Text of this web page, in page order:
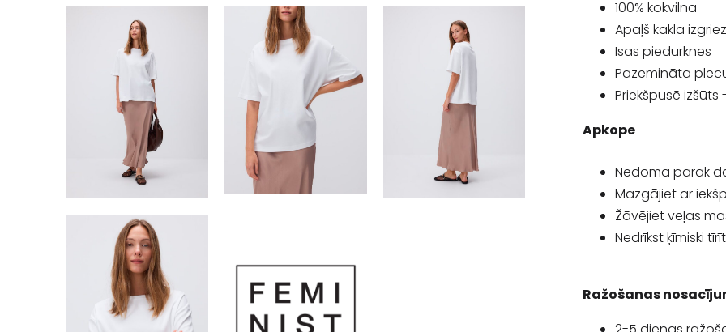
100% kokvilna
Apaļš kakla
Īsas piedurknes
Pazemināta
Priekšpusē izšūts
Apkope
Nedomā pārāk
Mazgājiet ar
Žāvējiet veļas
Nedrīkst ķīmiski
Ražošanas